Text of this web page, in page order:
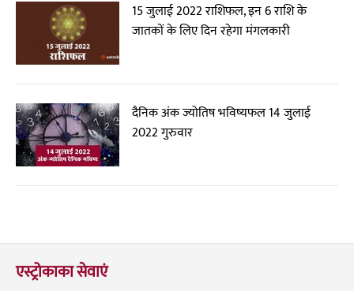
15 जुलाई 2022 राशिफल, इन 6 राशि के
जातकों के लिए दिन रहेगा मंगलकारी
दैनिक अंक ज्योतिष भविष्यफल 14 जुलाई
2022 गुरुवार
एस्ट्रोकाका सेवाएं